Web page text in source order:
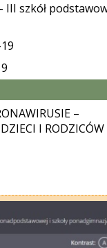
III szkół
–
I RODZICÓW